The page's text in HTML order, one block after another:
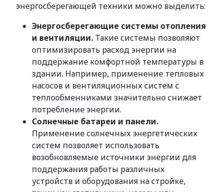
энергосберегающей техники можно выделить:
Энергосберегающие системы отопления
и вентиляции. Такие системы позволяют
оптимизировать расход энергии на
поддержание комфортной температуры в
здании. Например, применение тепловых
насосов и вентиляционных систем с
теплообменниками значительно снижает
потребление энергии.
Солнечные батареи и панели.
Применение солнечных энергетических
систем позволяет использовать
возобновляемые источники энергии для
поддержания работы различных
устройств и оборудования на стройке,